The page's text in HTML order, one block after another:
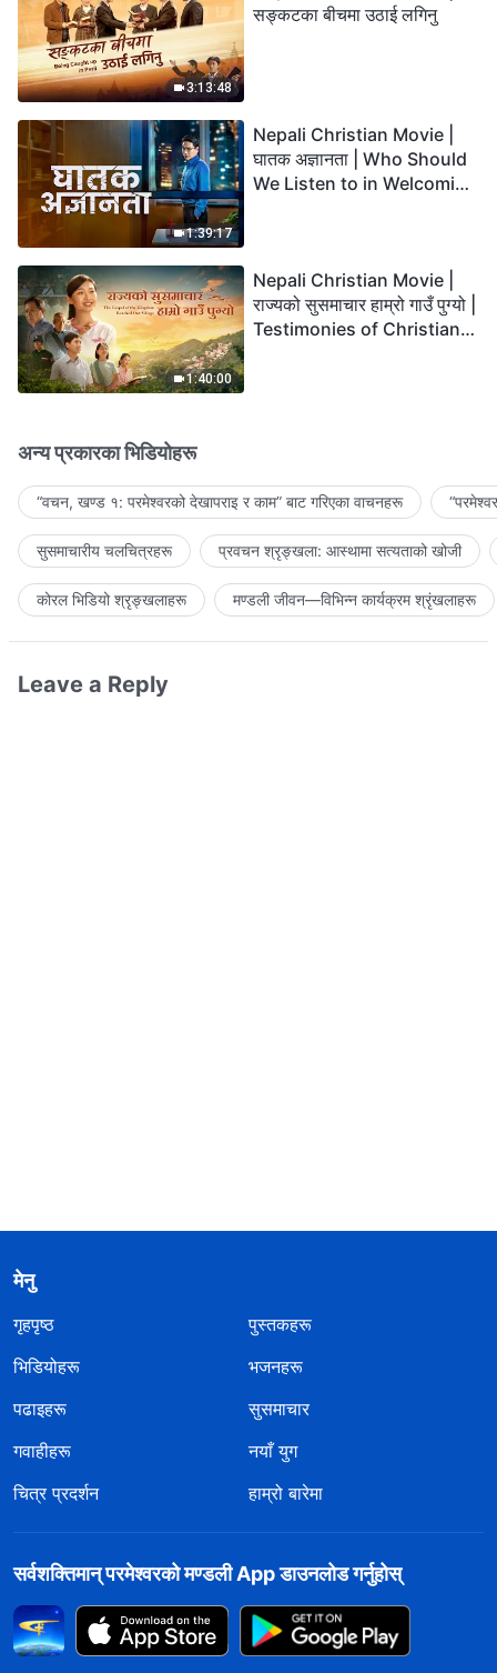
3:13:48
सङ्कटका बीचमा उठाई लगिनु
1:39:17
Nepali Christian Movie |
घातक अज्ञानता | Who Should
We Listen to in Welcoming
1:40:00
Nepali Christian Movie |
राज्यको सुसमाचार हाम्रो गाउँ पुग्यो |
Testimonies of Christians
अन्य प्रकारका भिडियोहरू
“वचन, खण्ड १: परमेश्‍वरको देखापराइ र काम” बाट गरिएका वाचनहरू
सुसमाचारीय चलचित्रहरू प्रवचन श्रृङ्खला: आस्थामा सत्यताको खोजी
कोरल भिडियो श्रृङ्खलाहरू मण्डली जीवन—विभिन्‍न कार्यक्रम श्रृंखलाहरू
Leave a Reply
मेनु
गृहपृष्ठ
पुस्तकहरू
भिडियोहरू
भजनहरू
पढाइहरू
सुसमाचार
गवाहीहरू
नयाँ युग
चित्र प्रदर्शन
हाम्रो बारेमा
सर्वशक्तिमान्‌ परमेश्‍वरको मण्डली App डाउनलोड गर्नुहोस्